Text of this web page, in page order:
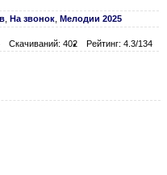
На звонок Мелодии 2025
Скачиваний: 402 Рейтинг: 4.3/134